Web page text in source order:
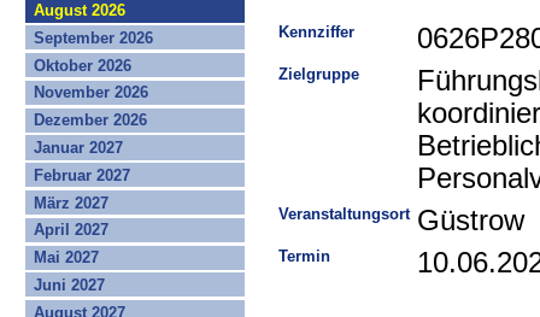
August 2026
September 2026
Oktober 2026
November 2026
Dezember 2026
Januar 2027
Februar 2027
März 2027
April 2027
Mai 2027
Juni 2027
August 2027
Kennziffer
Zielgruppe
Veranstaltungsort Güstrow
Termin